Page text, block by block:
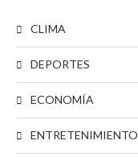
CLIMA
DEPORTES
ECONOMÍA
ENTRETENIMIENTO